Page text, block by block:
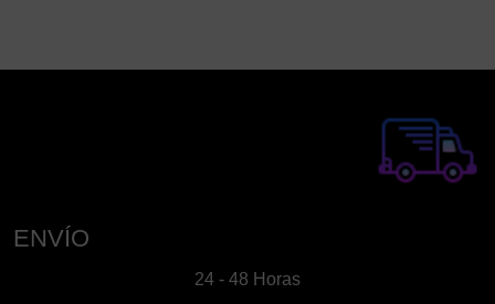
ENVÍO
24 - 48 Horas